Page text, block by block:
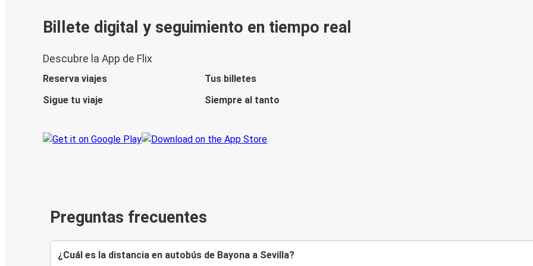
Billete digital y seguimiento en tiempo real
Descubre la App de Flix
Reserva viajes
Tus billetes
Sigue tu viaje
Siempre al tanto
Preguntas frecuentes
¿Cuál es la distancia en autobús de Bayona a Sevilla?